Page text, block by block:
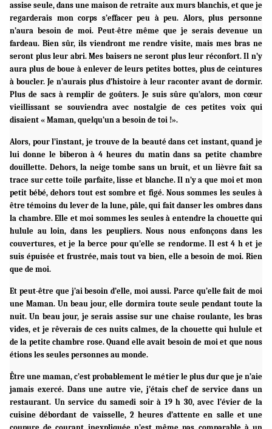
assise seule, dans une maison de retraite aux murs blanchis, et que je
regarderais mon corps s’effacer peu à peu. Alors, plus personne
n’aura besoin de moi. Peut-être même que je serais devenue un
fardeau. Bien sûr, ils viendront me rendre visite, mais mes bras ne
seront plus leur abri. Mes baisers ne seront plus leur réconfort. Il n’y
aura plus de boue à enlever de leurs petites bottes, plus de ceintures
à boucler. Je n’aurais plus d’histoire à leur raconter avant de dormir.
Plus de sacs à remplir de goûters. Je suis sûre qu’alors, mon cœur
vieillissant se souviendra avec nostalgie de ces petites voix qui
disaient « Maman, quelqu’un a besoin de toi !».
Alors, pour l’instant, je trouve de la beauté dans cet instant, quand je
lui donne le biberon à 4 heures du matin dans sa petite chambre
douillette. Dehors, la neige tombe sans un bruit, et un lièvre fait sa
trace sur cette toile parfaite, lisse et blanche. Il n’y a que moi et mon
petit bébé, dehors tout est sombre et figé. Nous sommes les seules à
être témoins du lever de la lune, pâle, qui fait danser les ombres dans
la chambre. Elle et moi sommes les seules à entendre la chouette qui
hulule au loin, dans les peupliers. Nous nous enfonçons dans les
couvertures, et je la berce pour qu’elle se rendorme. Il est 4 h et je
suis épuisée et frustrée, mais tout va bien, elle a besoin de moi. Rien
que de moi.
Et peut-être que j’ai besoin d’elle, moi aussi. Parce qu’elle fait de moi
une Maman. Un beau jour, elle dormira toute seule pendant toute la
nuit. Un beau jour, je serais assise sur une chaise roulante, les bras
vides, et je rêverais de ces nuits calmes, de la chouette qui hulule et
de la petite chambre rose. Quand elle avait besoin de moi et que nous
étions les seules personnes au monde.
Être une maman, c’est probablement le métier le plus dur que je n’aie
jamais exercé. Dans une autre vie, j’étais chef de service dans un
restaurant. Un service du samedi soir à 19 h 30, avec l’évier de la
cuisine débordant de vaisselle, 2 heures d’attente en salle et une